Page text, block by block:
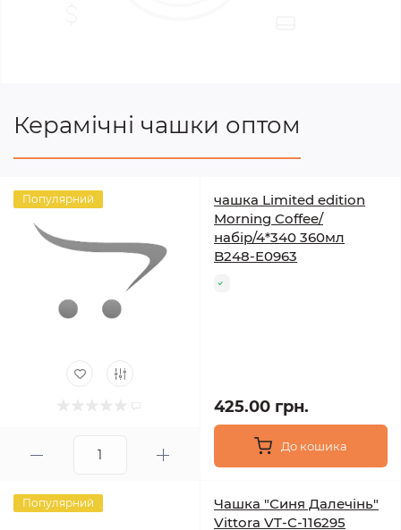
Керамічні чашки оптом
Популярний
чашка Limited edition
Morning Coffee/
набір/4*340 360мл
B248-E0963
425.00 грн.
До кошика
Популярний
Чашка "Синя Далечінь"
Vittora VT-C-116295